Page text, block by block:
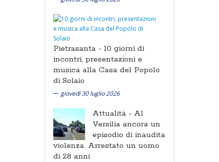
Pietrasanta - 10 giorni di
incontri, presentazioni e
musica alla Casa del Popolo
di Solaio
giovedì 30 luglio 2026
Attualità - Al
Versilia ancora un
episodio di inaudita
violenza. Arrestato un uomo
di 28 anni